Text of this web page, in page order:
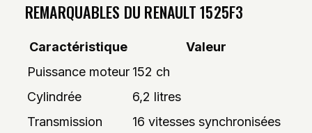
REMARQUABLES DU RENAULT 1525F3
Caractéristique
Valeur
Puissance moteur 152 ch
Cylindrée
6,2 litres
Transmission
16 vitesses synchronisées